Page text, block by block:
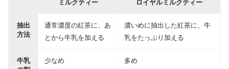
ミルクティー ロイヤルミルクティー
抽出
方法
通常濃度の紅茶に、あ
とから牛乳を加える
濃いめに抽出した紅茶に、牛
乳をたっぷり加える
牛乳
少なめ 多め